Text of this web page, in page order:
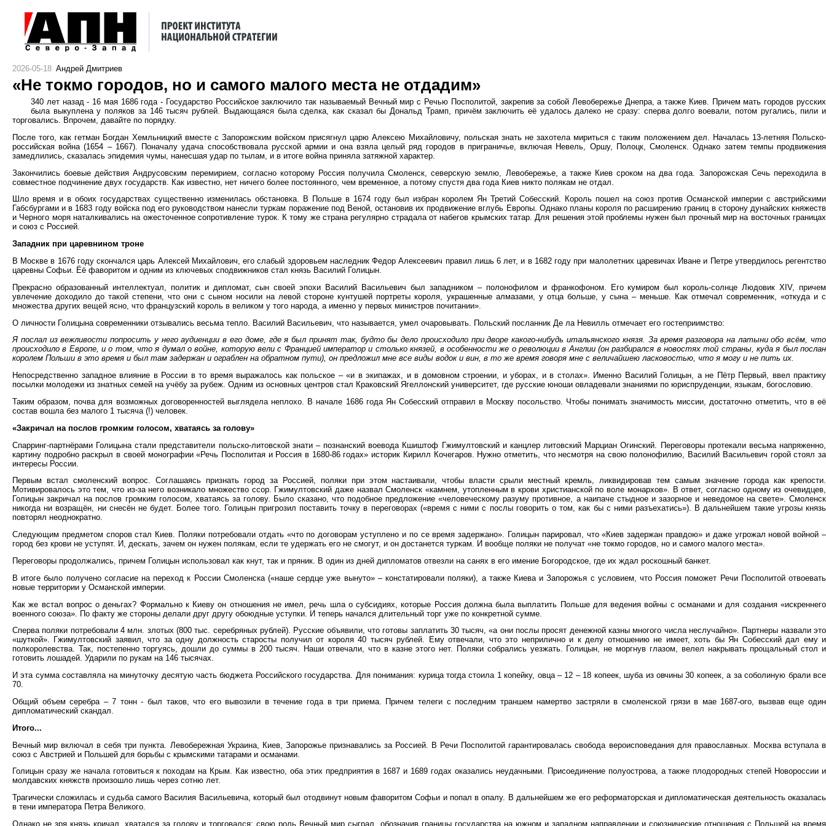
2026-05-18 Андрей Дмитриев
«Не токмо городов, но и самого малого места не отдадим»
340 лет назад - 16 мая 1686 года - Государство Российское заключило так называемый Вечный мир с Речью Посполитой, закрепив за собой Левобережье Днепра, а также Киев. Причем мать городов русских
была выкуплена у поляков за 146 тысяч рублей. Выдающаяся была сделка, как сказал бы Дональд Трамп, причём заключить её удалось далеко не сразу: сперва долго воевали, потом ругались, пили и
торговались. Впрочем, давайте по порядку.
После того, как гетман Богдан Хемльницкий вместе с Запорожским войском присягнул царю Алексею Михайловичу, польская знать не захотела мириться с таким положением дел. Началась 13-летняя Польско-
российская война (1654 – 1667). Поначалу удача способствовала русской армии и она взяла целый ряд городов в приграничье, включая Невель, Оршу, Полоцк, Смоленск. Однако затем темпы продвижения
замедлились, сказалась эпидемия чумы, нанесшая удар по тылам, и в итоге война приняла затяжной характер.
Закончились боевые действия Андрусовским перемирием, согласно которому Россия получила Смоленск, северскую землю, Левобережье, а также Киев сроком на два года. Запорожская Сечь переходила в
совместное подчинение двух государств. Как известно, нет ничего более постоянного, чем временное, а потому спустя два года Киев никто полякам не отдал.
Шло время и в обоих государствах существенно изменилась обстановка. В Польше в 1674 году был избран королем Ян Третий Собесский. Король пошел на союз против Османской империи с австрийскими
Габсбургами и в 1683 году войска под его руководством нанесли туркам поражение под Веной, остановив их продвижение вглубь Европы. Однако планы короля по расширению границ в сторону дунайских княжеств
и Черного моря наталкивались на ожесточенное сопротивление турок. К тому же страна регулярно страдала от набегов крымских татар. Для решения этой проблемы нужен был прочный мир на восточных границах
и союз с Россией.
Западник при царевнином троне
В Москве в 1676 году скончался царь Алексей Михайлович, его слабый здоровьем наследник Федор Алексеевич правил лишь 6 лет, и в 1682 году при малолетних царевичах Иване и Петре утвердилось регентство
царевны Софьи. Ёё фаворитом и одним из ключевых сподвижников стал князь Василий Голицын.
Прекрасно образованный интеллектуал, политик и дипломат, сын своей эпохи Василий Васильевич был западником – полонофилом и франкофоном. Его кумиром был король-солнце Людовик XIV, причем
увлечение доходило до такой степени, что они с сыном носили на левой стороне кунтушей портреты короля, украшенные алмазами, у отца больше, у сына – меньше. Как отмечал современник, «откуда и с
множества других вещей ясно, что французский король в великом у того народа, а именно у первых министров почитании».
О личности Голицына современники отзывались весьма тепло. Василий Васильевич, что называется, умел очаровывать. Польский посланник Де ла Невилль отмечает его гостеприимство:
Я послал из вежливости попросить у него аудиенции в его доме, где я был принят так, будто бы дело происходило при дворе какого-нибудь итальянского князя. За время разговора на латыни обо всём, что
происходило в Европе, и о том, что я думал о войне, которую вели с Францией император и столько князей, в особенности же о революции в Англии (он разбирался в новостях той страны, куда я был послан
королем Польши в это время и был там задержан и ограблен на обратном пути), он предложил мне все виды водок и вин, в то же время говоря мне с величайшею ласковостью, что я могу и не пить их.
Непосредственно западное влияние в России в то время выражалось как польское – «и в экипажах, и в домовном строении, и уборах, и в столах». Именно Василий Голицын, а не Пётр Первый, ввел практику
посылки молодежи из знатных семей на учёбу за рубеж. Одним из основных центров стал Краковский Ягеллонский университет, где русские юноши овладевали знаниями по юриспруденции, языкам, богословию.
Таким образом, почва для возможных договоренностей выглядела неплохо. В начале 1686 года Ян Собесский отправил в Москву посольство. Чтобы понимать значимость миссии, достаточно отметить, что в её
состав вошла без малого 1 тысяча (!) человек.
«Закричал на послов громким голосом, хватаясь за голову»
Спарринг-партнёрами Голицына стали представители польско-литовской знати – познанский воевода Кшиштоф Гжимултовский и канцлер литовский Марциан Огинский. Переговоры протекали весьма напряженно,
картину подробно раскрыл в своей монографии «Речь Посполитая и Россия в 1680-86 годах» историк Кирилл Кочегаров. Нужно отметить, что несмотря на свою полонофилию, Василий Васильевич горой стоял за
интересы России.
Первым встал смоленский вопрос. Соглашаясь признать город за Россией, поляки при этом настаивали, чтобы власти срыли местный кремль, ликвидировав тем самым значение города как крепости.
Мотивировалось это тем, что из-за него возникало множество ссор. Гжимултовский даже назвал Смоленск «камнем, утопленным в крови христианской по воле монархов». В ответ, согласно одному из очевидцев,
Голицын закричал на послов громким голосом, хватаясь за голову. Было сказано, что подобное предложение «человеческому разуму противное, а наипаче стыдное и зазорное и неведомое на свете». Смоленск
никогда ни возращён, ни снесён не будет. Более того. Голицын пригрозил поставить точку в переговорах («время с ними с послы говорить о том, как бы с ними разъехатись»). В дальнейшем такие угрозы князь
повторял неоднократно.
Следующим предметом споров стал Киев. Поляки потребовали отдать «что по договорам уступлено и по се время задержано». Голицын парировал, что «Киев задержан правдою» и даже угрожал новой войной –
город без крови не уступят. И, дескать, зачем он нужен полякам, если те удержать его не смогут, и он достанется туркам. И вообще поляки не получат «не токмо городов, но и самого малого места».
Переговоры продолжались, причем Голицын использовал как кнут, так и пряник. В один из дней дипломатов отвезли на санях в его имение Богородское, где их ждал роскошный банкет.
В итоге было получено согласие на переход к России Смоленска («наше сердце уже вынуто» – констатировали поляки), а также Киева и Запорожья с условием, что Россия поможет Речи Посполитой отвоевать
новые территории у Османской империи.
Как же встал вопрос о деньгах? Формально к Киеву он отношения не имел, речь шла о субсидиях, которые Россия должна была выплатить Польше для ведения войны с османами и для создания «искреннего
военного союза». По факту же стороны делали друг другу обоюдные уступки. И теперь начался длительный торг уже по конкретной сумме.
Сперва поляки потребовали 4 млн. злотых (800 тыс. серебряных рублей). Русские объявили, что готовы заплатить 30 тысяч, «а они послы просят денежной казны многого числа неслучайно». Партнеры назвали это
«шуткой». Гжимултовский заявил, что за одну должность старосты получил от короля 40 тысяч рублей. Ему отвечали, что это неприлично и к делу отношению не имеет, хоть бы Ян Собесский дал ему и
полкоролевства. Так, постепенно торгуясь, дошли до суммы в 200 тысяч. Наши отвечали, что в казне этого нет. Поляки собрались уезжать. Голицын, не моргнув глазом, велел накрывать прощальный стол и
готовить лошадей. Ударили по рукам на 146 тысячах.
И эта сумма составляла на минуточку десятую часть бюджета Российского государства. Для понимания: курица тогда стоила 1 копейку, овца – 12 – 18 копеек, шуба из овчины 30 копеек, а за соболиную брали все
70.
Общий объем серебра – 7 тонн - был таков, что его вывозили в течение года в три приема. Причем телеги с последним траншем намертво застряли в смоленской грязи в мае 1687-ого, вызвав еще один
дипломатический скандал.
Итого...
Вечный мир включал в себя три пункта. Левобережная Украина, Киев, Запорожье признавались за Россией. В Речи Посполитой гарантировалась свобода вероисповедания для православных. Москва вступала в
союз с Австрией и Польшей для борьбы с крымскими татарами и османами.
Голицын сразу же начала готовиться к походам на Крым. Как известно, оба этих предприятия в 1687 и 1689 годах оказались неудачными. Присоединение полуострова, а также плодородных степей Новороссии и
молдавских княжств произошло лишь через сотню лет.
Трагически сложилась и судьба самого Василия Васильевича, который был отодвинут новым фаворитом Софьи и попал в опалу. В дальнейшем же его реформаторская и дипломатическая деятельность оказалась
в тени императора Петра Великого.
Однако не зря князь кричал, хватался за голову и торговался: свою роль Вечный мир сыграл, обозначив границы государства на южном и западном направлении и союзнические отношения с Польшей на время